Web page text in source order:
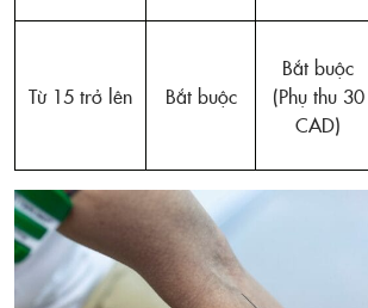
Từ 15 trở lên Bắt buộc
Bắt buộc
(Phụ thu 30
CAD)